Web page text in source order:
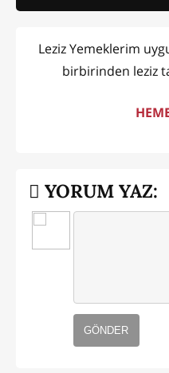
Leziz Yemeklerim
birbirinden leziz
YORUM YAZ:
GÖNDER